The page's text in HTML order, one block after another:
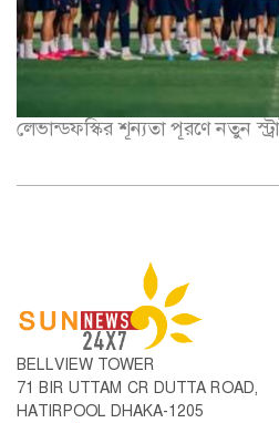
লেভান্ডফস্কির শূন্যতা পূরণে নতুন
BELLVIEW TOWER
71 BIR UTTAM CR DUTTA ROAD,
HATIRPOOL DHAKA-1205